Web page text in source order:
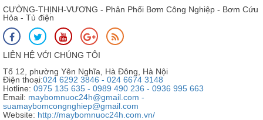
CƯỜNG-THỊNH-VƯƠNG - Phân Phối Bơm Công Nghiệp - Bơm Cứu
Hỏa - Tủ điện
LIÊN HỆ VỚI CHÚNG TÔI
Tổ 12, phường Yên Nghĩa, Hà Đông, Hà Nội
Điện thoại:024 6292 3846 - 024 6674 3148
Hotline: 0975 135 635 - 0989 490 236 - 0936 995 663
Email: maybomnuoc24h@gmail.com -
suamaybomcongnghiep@gmail.com
Website: http://maybomnuoc24h.com.vn/